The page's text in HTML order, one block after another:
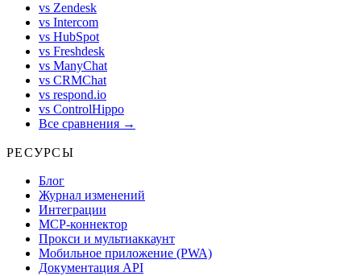
vs Zendesk
vs Intercom
vs HubSpot
vs Freshdesk
vs ManyChat
vs CRMChat
vs respond.io
vs ControlHippo
Все сравнения →
РЕСУРСЫ
Блог
Журнал изменений
Интеграции
MCP-коннектор
Прокси и мультиаккаунт
Мобильное приложение (PWA)
Документация API